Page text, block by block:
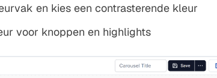
en kies een contrasterende kleur
voor knoppen en highlights